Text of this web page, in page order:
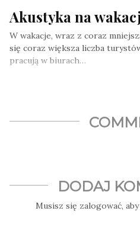
Akustyka na
W wakacje, wraz z coraz
się coraz większa liczba
pracują w biurach…
DODAJ
Musisz się zalogować,